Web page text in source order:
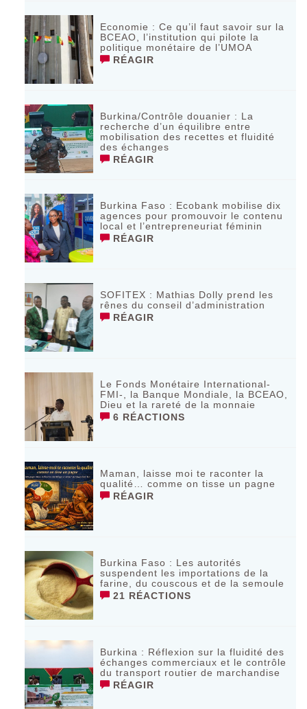
Economie : Ce qu’il faut savoir sur la
BCEAO, l’institution qui pilote la
politique monétaire de l’UMOA
RÉAGIR
Burkina/Contrôle douanier : La
recherche d’un équilibre entre
mobilisation des recettes et fluidité
des échanges
RÉAGIR
Burkina Faso : Ecobank mobilise dix
agences pour promouvoir le contenu
local et l’entrepreneuriat féminin
RÉAGIR
SOFITEX : Mathias Dolly prend les
rênes du conseil d’administration
RÉAGIR
Le Fonds Monétaire International-
FMI-, la Banque Mondiale, la BCEAO,
Dieu et la rareté de la monnaie
6 RÉACTIONS
Maman, laisse moi te raconter la
qualité… comme on tisse un pagne
RÉAGIR
Burkina Faso : Les autorités
suspendent les importations de la
farine, du couscous et de la semoule
21 RÉACTIONS
Burkina : Réflexion sur la fluidité des
échanges commerciaux et le contrôle
du transport routier de marchandise
RÉAGIR